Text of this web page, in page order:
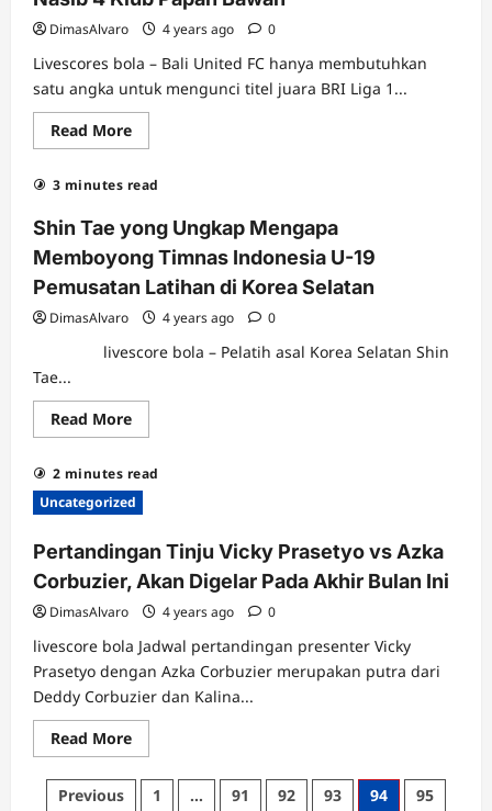
DimasAlvaro 4 years ago 0
Livescores bola – Bali United FC hanya membutuhkan
satu angka untuk mengunci titel juara BRI Liga 1...
Read MoreRead
more
Jadwal
Pertandingan
ke
33
BRI
Liga
1:
Bali
United
diambang
Juara,
Penentuan
Klub
Papan
Bawah
3 minutes read
Shin Tae yong Ungkap Mengapa
Memboyong Timnas Indonesia U-19
Pemusatan Latihan di Korea Selatan
DimasAlvaro 4 years ago 0
livescore bola – Pelatih asal Korea Selatan Shin
Tae...
Read MoreRead
more
Shin
Tae
yong
Ungkap
Memboyong
Timnas
Indonesia
U-
19
Pemusatan
di
Korea
Selatan
2 minutes read
Uncategorized
Pertandingan Tinju Vicky Prasetyo vs Azka
Corbuzier, Akan Digelar Pada Akhir Bulan Ini
DimasAlvaro 4 years ago 0
livescore bola Jadwal pertandingan presenter Vicky
Prasetyo dengan Azka Corbuzier merupakan putra dari
Deddy Corbuzier dan Kalina...
Read MoreRead
more
Pertandingan
Tinju
Posts
Previous 1 … 91 92 93 94 95